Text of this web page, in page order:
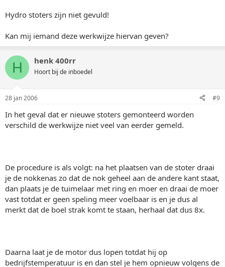
Hydro stoters zijn niet gevuld!
Kan mij iemand deze werkwijze hiervan geven?
H henk 400rr
Hoort bij de inboedel
28 jan 2006 #9
In het geval dat er nieuwe stoters gemonteerd worden
verschild de werkwijze niet veel van eerder gemeld.
De procedure is als volgt: na het plaatsen van de stoter draai
je de nokkenas zo dat de nok geheel aan de andere kant staat,
dan plaats je de tuimelaar met ring en moer en draai de moer
vast totdat er geen speling meer voelbaar is en je dus al
merkt dat de boel strak komt te staan, herhaal dat dus 8x.
Daarna laat je de motor dus lopen totdat hij op
bedrijfstemperatuur is en dan stel je hem opnieuw volgens de